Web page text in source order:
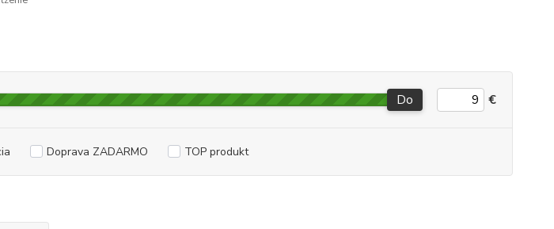
Do €
Doprava ZADARMO TOP produkt